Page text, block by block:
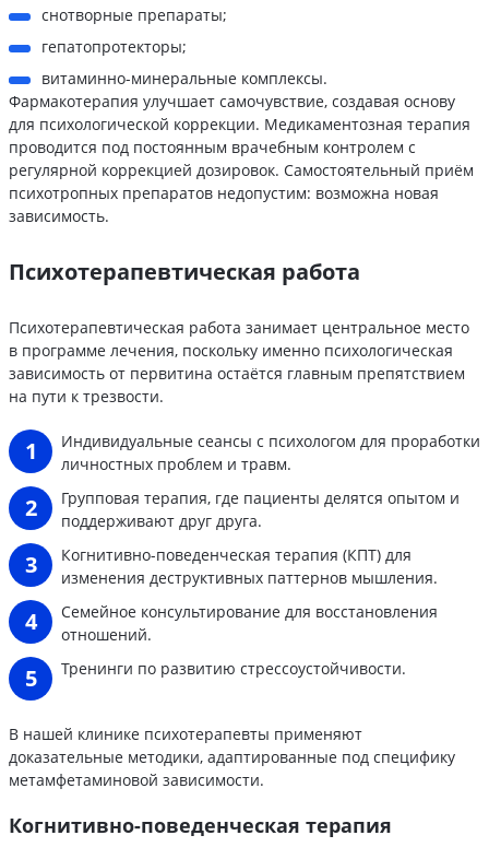
снотворные препараты;
гепатопротекторы;
витаминно-минеральные комплексы.
Фармакотерапия улучшает самочувствие, создавая основу
для психологической коррекции. Медикаментозная терапия
проводится под постоянным врачебным контролем с
регулярной коррекцией дозировок. Самостоятельный приём
психотропных препаратов недопустим: возможна новая
зависимость.
Психотерапевтическая работа
Психотерапевтическая работа занимает центральное место
в программе лечения, поскольку именно психологическая
зависимость от первитина остаётся главным препятствием
на пути к трезвости.
Индивидуальные сеансы с психологом для проработки
личностных проблем и травм.
Групповая терапия, где пациенты делятся опытом и
поддерживают друг друга.
Когнитивно-поведенческая терапия (КПТ) для
изменения деструктивных паттернов мышления.
Семейное консультирование для восстановления
отношений.
Тренинги по развитию стрессоустойчивости.
В нашей клинике психотерапевты применяют
доказательные методики, адаптированные под специфику
метамфетаминовой зависимости.
Когнитивно-поведенческая терапия